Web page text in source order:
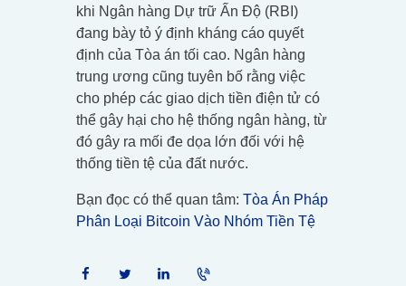
khi Ngân hàng Dự trữ Ấn Độ (RBI)
đang bày tỏ ý định kháng cáo quyết
định của Tòa án tối cao. Ngân hàng
trung ương cũng tuyên bố rằng việc
cho phép các giao dịch tiền điện tử có
thể gây hại cho hệ thống ngân hàng, từ
đó gây ra mối đe dọa lớn đối với hệ
thống tiền tệ của đất nước.
Bạn đọc có thể quan tâm: Tòa Án Pháp
Phân Loại Bitcoin Vào Nhóm Tiền Tệ